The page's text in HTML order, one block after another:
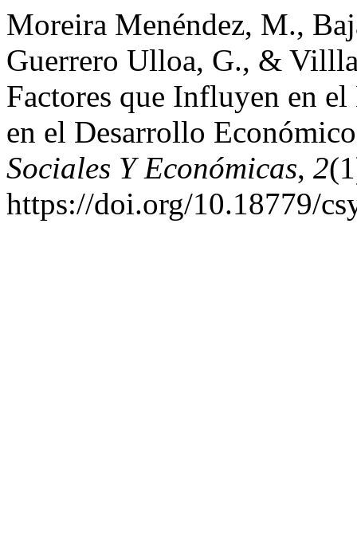
Moreira Menéndez, M.,
Guerrero Ulloa, G., &
Factores que Influyen en
en el Desarrollo
Sociales Y Económicas, 2
https://doi.org/10.18779/